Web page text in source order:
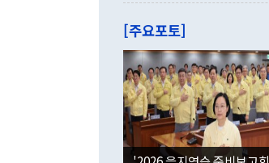
[주요포토]